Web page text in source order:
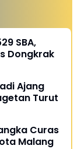
SBA,
Dongkrak
Ajang
Turut
Curas
Malang